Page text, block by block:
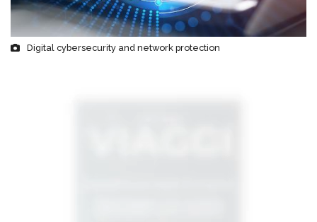
Digital cybersecurity and network protection